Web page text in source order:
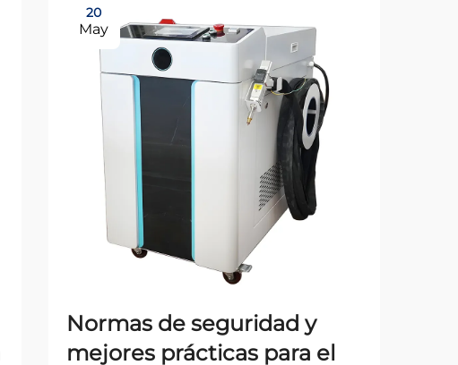
20
May
Normas de seguridad y
mejores prácticas para el